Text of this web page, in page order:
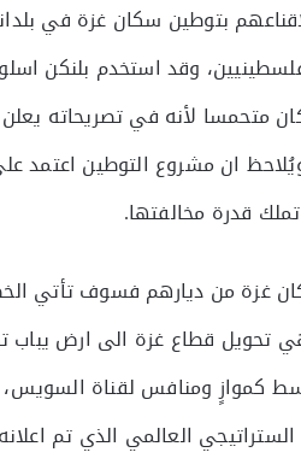
بتوطين سكان غزة في
وقد استخدم بلنكن
متحمسا لأنه في تصريحاته
ان مشروع التوطين اعتمد
قدرة مخالفتها.
غزة من ديارهم فسوف تأتي
تحويل قطاع غزة الى ارض يباب
كموازٍ ومنافس لقناة
العالمي الذي تم